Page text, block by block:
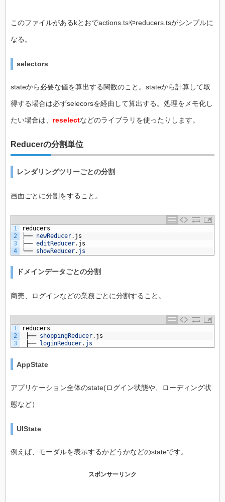
このファイルがあるkとおでactions.tsやreducers.tsがシンプルに
なる。
selectors
stateから必要な値を算出する関数のこと。stateから計算して取
得する場合は必ずselecorsを経由して算出する。処理をメモ化し
たい場合は、 reselectなどのライブラリを使ったりします。
Reducerの分割単位
レンダリングツリーごとの分割
画面ごとに分割をすること。
1
2
3
4
reducers
├── newReducer. js
├── editReducer. js
└── showReducer. js
ドメインデータごとの分割
商売、ログインなどの業務ごとに分割すること。
1
2
3
reducers
├── shoppingReducer. js
├──
loginReducer. js
AppState
アプリケーション全体のstate(ログイン状態や、ローディング状
態など）
UIState
例えば、モーダルを表示するかどうかなどのstateです。
スポンサーリンク